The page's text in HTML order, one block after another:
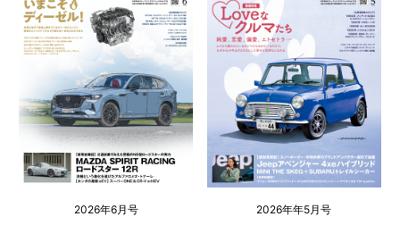
2026年6月号 2026年年5月号